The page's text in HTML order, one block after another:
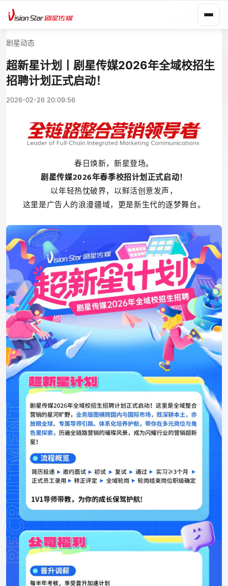
剧星动态
超新星计划丨剧星传媒2026年全域校招生
招聘计划正式启动！
2026-02-26 20:09:56
春日焕新，新星登场。
剧星传媒2026年春季校招计划正式启动！
以年轻热忱破界，以鲜活创意发声，
这里是广告人的浪漫疆域，更是新生代的逐梦舞台。